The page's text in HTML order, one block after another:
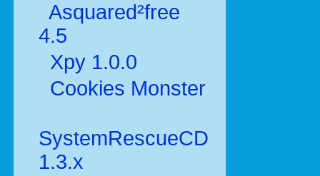
Asquared²free
4.5
Xpy 1.0.0
Cookies Monster
SystemRescueCD
1.3.x